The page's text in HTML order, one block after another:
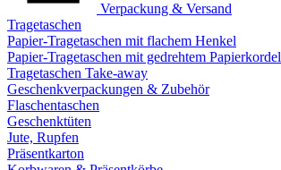
Verpackung & Versand
Tragetaschen
Papier-Tragetaschen mit flachem Henkel
Papier-Tragetaschen mit gedrehtem Papierkordel
Tragetaschen Take-away
Geschenkverpackungen & Zubehör
Flaschentaschen
Geschenktüten
Jute, Rupfen
Präsentkarton